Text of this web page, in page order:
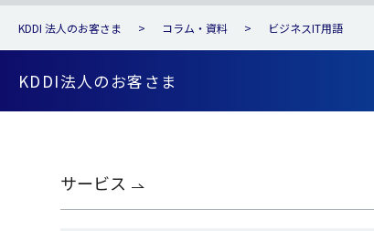
KDDI 法人のお客さま コラム・資料 ビジネスIT用語
KDDI法人のお客さま
サービス